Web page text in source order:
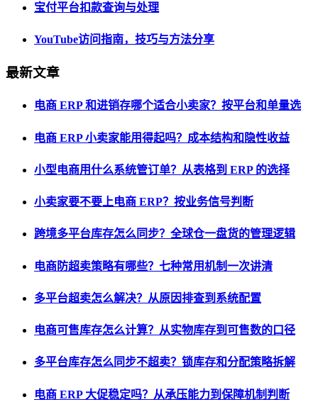
宝付平台扣款查询与处理
YouTube访问指南，技巧与方法分享
最新文章
电商 ERP 和进销存哪个适合小卖家？按平台和单量选
电商 ERP 小卖家能用得起吗？成本结构和隐性收益
小型电商用什么系统管订单？从表格到 ERP 的选择
小卖家要不要上电商 ERP？按业务信号判断
跨境多平台库存怎么同步？全球仓一盘货的管理逻辑
电商防超卖策略有哪些？七种常用机制一次讲清
多平台超卖怎么解决？从原因排查到系统配置
电商可售库存怎么计算？从实物库存到可售数的口径
多平台库存怎么同步不超卖？锁库存和分配策略拆解
电商 ERP 大促稳定吗？从承压能力到保障机制判断